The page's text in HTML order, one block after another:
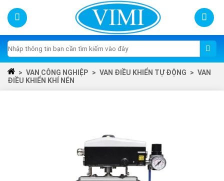
Skip
content
Tìm
kiếm:
> VAN CÔNG NGHIỆP > VAN ĐIỀU KHIỂN TỰ ĐỘNG > VAN
ĐIỀU KHIỂN KHÍ NÉN